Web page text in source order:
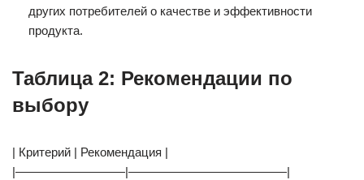
других потребителей о качестве и эффективности
продукта.
Таблица 2: Рекомендации по
выбору
| Критерий | Рекомендация |
|—————————|—————————————|